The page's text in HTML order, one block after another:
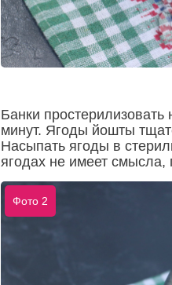
Банки
минут. Ягоды йошты
Насыпать ягоды в
ягодах не имеет
Фото 2